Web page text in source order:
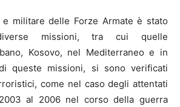
militare delle Forze Armate è stato
missioni, tra cui quelle
Kosovo, nel Mediterraneo e in
queste missioni, si sono verificati
come nel caso degli attentati
al 2006 nel corso della guerra